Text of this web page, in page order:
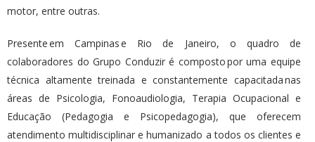
motor, entre outras.
Presente em Campinas e Rio de Janeiro, o quadro de
colaboradores do Grupo Conduzir é composto por uma equipe
técnica altamente treinada e constantemente capacitada nas
áreas de Psicologia, Fonoaudiologia, Terapia Ocupacional e
Educação (Pedagogia e Psicopedagogia), que oferecem
atendimento multidisciplinar e humanizado a todos os clientes e